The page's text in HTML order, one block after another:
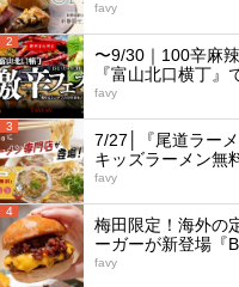
favy
2
〜9/30｜100辛麻
『富山北口横丁』
favy
3
7/27│『尾道ラー
キッズラーメン無
favy
4
梅田限定！海外の
ーガーが新登場『
favy